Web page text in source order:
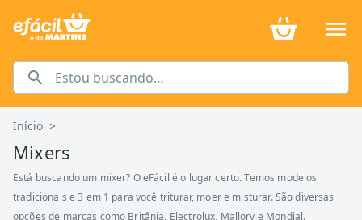
Início >
Mixers
Está buscando um mixer? O eFácil é o lugar certo. Temos modelos
tradicionais e 3 em 1 para você triturar, moer e misturar. São diversas
opções de marcas como Britânia, Electrolux, Mallory e Mondial.